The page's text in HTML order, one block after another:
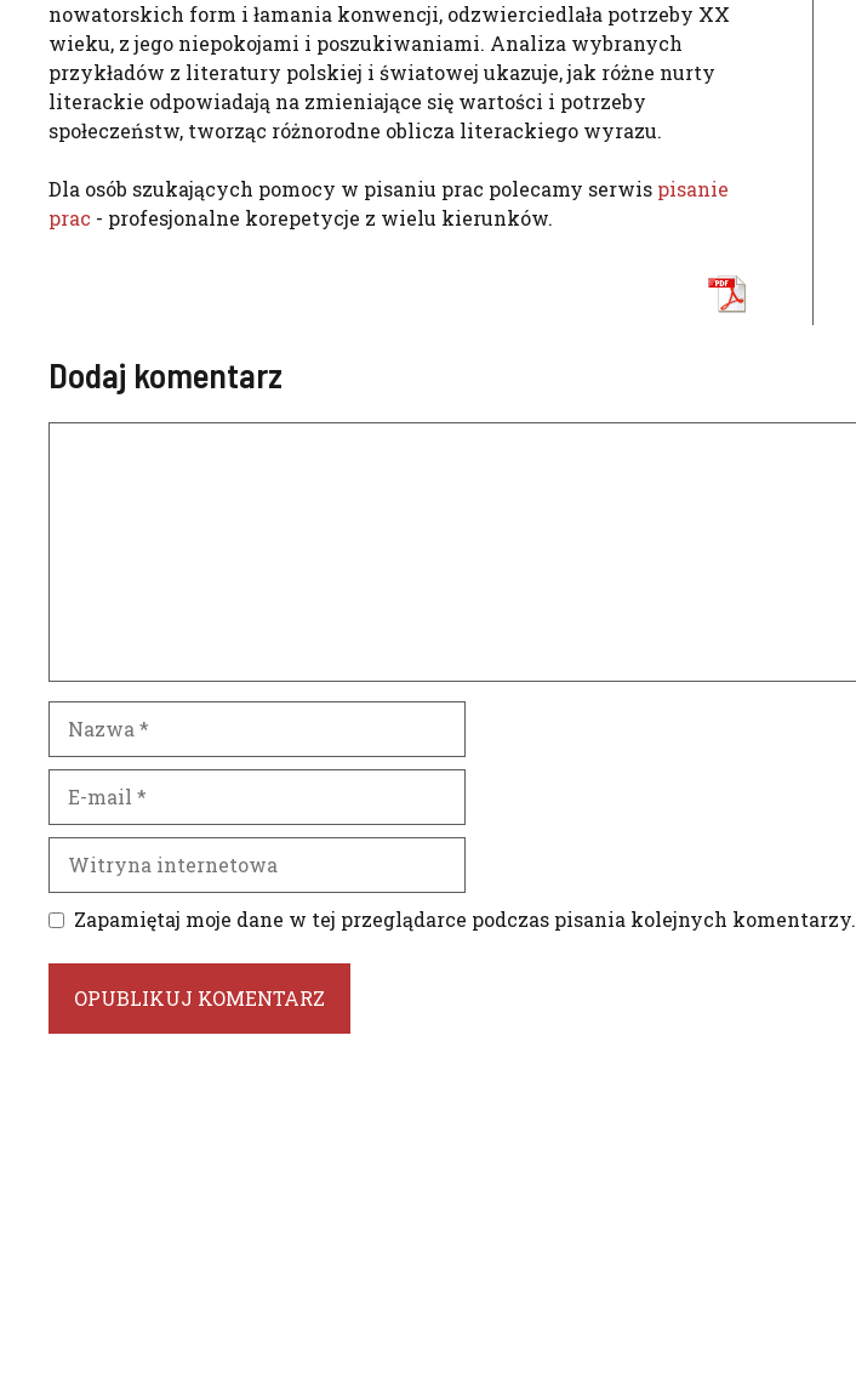
nowatorskich form i łamania konwencji, odzwierciedlała potrzeby XX
wieku, z jego niepokojami i poszukiwaniami. Analiza wybranych
przykładów z literatury polskiej i światowej ukazuje, jak różne nurty
literackie odpowiadają na zmieniające się wartości i potrzeby
społeczeństw, tworząc różnorodne oblicza literackiego wyrazu.
Dla osób szukających pomocy w pisaniu prac polecamy serwis pisanie
prac - profesjonalne korepetycje z wielu kierunków.
Dodaj komentarz
mail
internetowa
Zapamiętaj moje dane w tej przeglądarce podczas pisania kolejnych komentarzy.